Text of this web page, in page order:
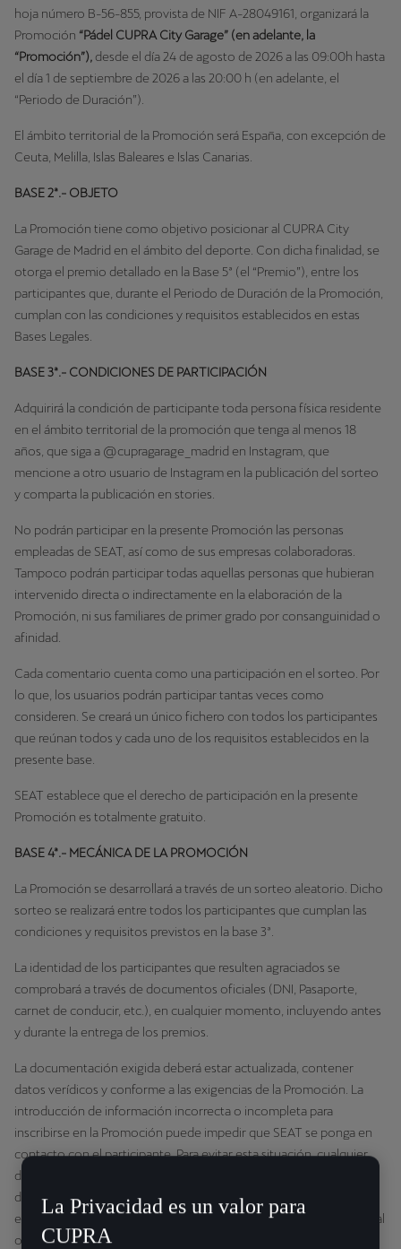
hoja número B-56-855, provista de NIF A-28049161, organizará la
Promoción “Pádel CUPRA City Garage” (en adelante, la
“Promoción”), desde el día 24 de agosto de 2026 a las 09:00h hasta
el día 1 de septiembre de 2026 a las 20:00 h (en adelante, el
“Periodo de Duración”).
El ámbito territorial de la Promoción será España, con excepción de
Ceuta, Melilla, Islas Baleares e Islas Canarias.
BASE 2ª.- OBJETO
La Promoción tiene como objetivo posicionar al CUPRA City
Garage de Madrid en el ámbito del deporte. Con dicha finalidad, se
otorga el premio detallado en la Base 5ª (el “Premio”), entre los
participantes que, durante el Periodo de Duración de la Promoción,
cumplan con las condiciones y requisitos establecidos en estas
Bases Legales.
BASE 3ª.- CONDICIONES DE PARTICIPACIÓN
Adquirirá la condición de participante toda persona física residente
en el ámbito territorial de la promoción que tenga al menos 18
años, que siga a @cupragarage_madrid en Instagram, que
mencione a otro usuario de Instagram en la publicación del sorteo
y comparta la publicación en stories.
No podrán participar en la presente Promoción las personas
empleadas de SEAT, así como de sus empresas colaboradoras.
Tampoco podrán participar todas aquellas personas que hubieran
intervenido directa o indirectamente en la elaboración de la
Promoción, ni sus familiares de primer grado por consanguinidad o
afinidad.
Cada comentario cuenta como una participación en el sorteo. Por
lo que, los usuarios podrán participar tantas veces como
consideren. Se creará un único fichero con todos los participantes
que reúnan todos y cada uno de los requisitos establecidos en la
presente base.
SEAT establece que el derecho de participación en la presente
Promoción es totalmente gratuito.
BASE 4ª.- MECÁNICA DE LA PROMOCIÓN
La Promoción se desarrollará a través de un sorteo aleatorio. Dicho
sorteo se realizará entre todos los participantes que cumplan las
condiciones y requisitos previstos en la base 3ª.
La identidad de los participantes que resulten agraciados se
comprobará a través de documentos oficiales (DNI, Pasaporte,
carnet de conducir, etc.), en cualquier momento, incluyendo antes
y durante la entrega de los premios.
La documentación exigida deberá estar actualizada, contener
datos verídicos y conforme a las exigencias de la Promoción. La
introducción de información incorrecta o incompleta para
inscribirse en la Promoción puede impedir que SEAT se ponga en
contacto con el participante. Para evitar esta situación, cualquier
dato personal y otra información que proporcione el participante
deberá ser preciso y estar actualizado. Se entenderá que SEAT
estará autorizado a tratar dichos datos conforme a los términos y al
objeto descritos en el presente documento
La Privacidad es un valor para
CUPRA